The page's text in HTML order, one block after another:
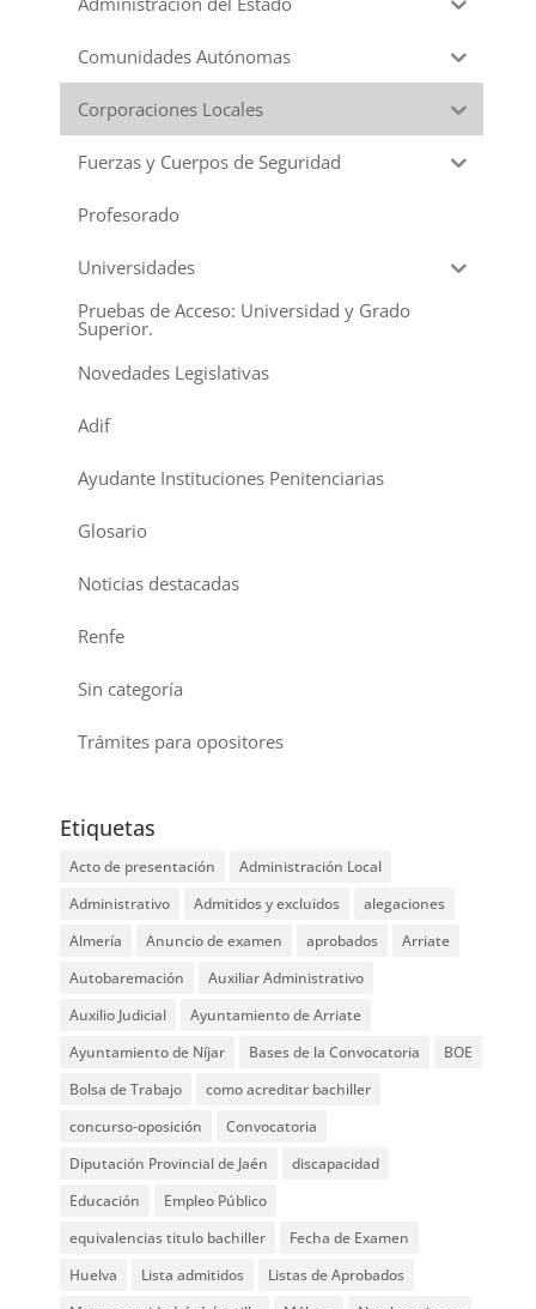
Comunidades Autónomas
Corporaciones Locales
Fuerzas y Cuerpos de Seguridad
Profesorado
Universidades
Pruebas de Acceso: Universidad y Grado
Superior.
Novedades Legislativas
Adif
Ayudante Instituciones Penitenciarias
Glosario
Noticias destacadas
Renfe
Sin categoría
Trámites para opositores
Etiquetas
Acto de presentación
Administración Local
Administrativo
Admitidos y excluidos
alegaciones
Almería
Anuncio de examen aprobados
Arriate
Autobaremación
Auxiliar Administrativo
Auxilio Judicial
Ayuntamiento de Arriate
Ayuntamiento de Níjar
Bases de la Convocatoria
BOE
Bolsa de Trabajo
como acreditar bachiller
concurso-oposición
Convocatoria
Diputación Provincial de Jaén
discapacidad
Educación
Empleo Público
equivalencias titulo bachiller
Fecha de Examen
Huelva
Lista admitidos
Listas de Aprobados